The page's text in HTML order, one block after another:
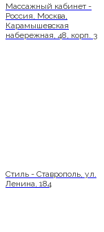
Массажный кабинет -
Россия, Москва,
Карамышевская
набережная, 48, корп. 3
Стиль - Ставрополь, ул.
Ленина, 184